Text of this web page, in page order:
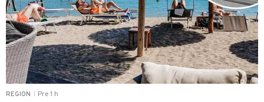
REGION Pre 1 h